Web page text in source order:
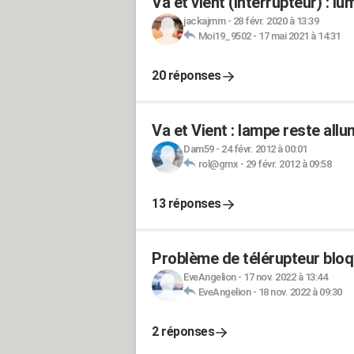
jackajmm- 28 févr. 2020 à 13:39
Moi19_9502- 17 mai 2021 à 14:31
20 réponses
Va et Vient : lampe reste
Dam59- 24 févr. 2012 à 00:01
rol@gmx - 29 févr. 2012 à 09:58
13 réponses
Problème de télérupteur
EveAngelion- 17 nov. 2022 à 13:44
EveAngelion- 18 nov. 2022 à 09:30
2 réponses